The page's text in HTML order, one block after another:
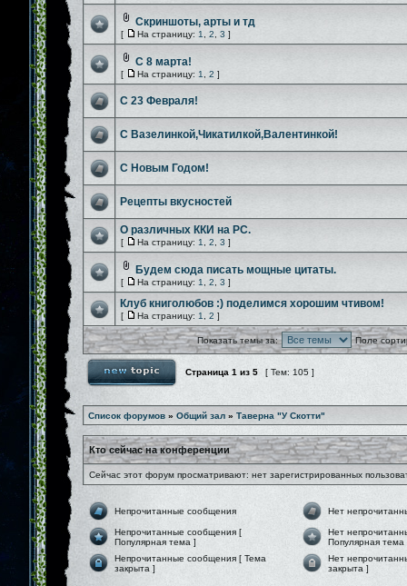
Скриншоты, арты и тд
[ На страницу: 1 2 3 ]
С 8 марта!
[ На страницу: 1 2 ]
С 23 Февраля!
С Вазелинкой,Чикатилкой,Валентинкой!
С Новым Годом!
Рецепты вкусностей
О различных ККИ на PC.
[ На страницу: 1 2 3 ]
Будем сюда писать мощные цитаты.
[ На страницу: 1 2 3 ]
Клуб книголюбов :) поделимся хорошим чтивом!
[ На страницу: 1 2 ]
Показать темы за: Поле
Страница 1 из 5 [ Тем: 105 ]
Список форумов » Общий зал » Таверна "У Скотти"
Кто сейчас на конференции
Сейчас этот форум просматривают: нет зарегистрированных
Непрочитанные сообщения Нет
Непрочитанные сообщения [
Популярная тема ]
Нет
Популярная тема
Непрочитанные сообщения [ Тема
закрыта ]
Нет
закрыта ]